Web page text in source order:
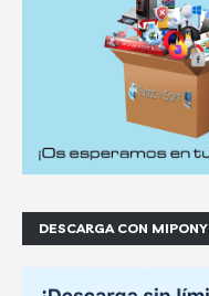
DESCARGA CON MIPONY